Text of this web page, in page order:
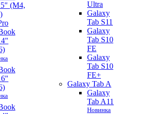
(M4,
Ultra
Galaxy
Tab S11
Galaxy
Tab S10
FE
Galaxy
Tab S10
FE+
Galaxy Tab A
Galaxy
Tab A11
Новинка